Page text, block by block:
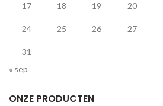
17 18 19 20
24 25 26 27
31
« sep
ONZE PRODUCTEN